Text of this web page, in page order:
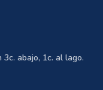
abajo, 1c. al lago.